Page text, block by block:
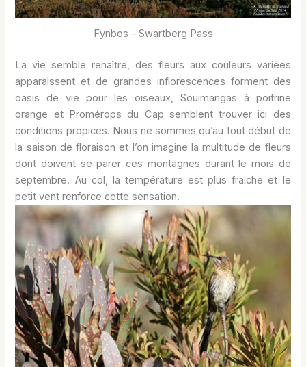
Fynbos – Swartberg Pass
La vie semble renaître, des fleurs aux couleurs variées
apparaissent et de grandes inflorescences forment des
oasis de vie pour les oiseaux, Souimangas à poitrine
orange et Promérops du Cap semblent trouver ici des
conditions propices. Nous ne sommes qu’au tout début de
la saison de floraison et l’on imagine la multitude de fleurs
dont doivent se parer ces montagnes durant le mois de
septembre. Au col, la température est plus fraiche et le
petit vent renforce cette sensation.